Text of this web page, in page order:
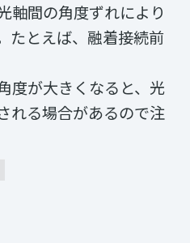
軸間の角度ずれにより
たとえば、融着接続前
度が大きくなると、光
れる場合があるので注